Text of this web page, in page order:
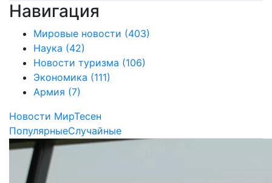
Навигация
Мировые новости (403)
Наука (42)
Новости туризма (106)
Экономика (111)
Армия (7)
Новости МирТесен
ПопулярныеСлучайные